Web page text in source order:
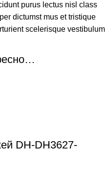
purus lectus nisl class
dictumst mus et tristique
scelerisque vestibulum
DH-DH3627-